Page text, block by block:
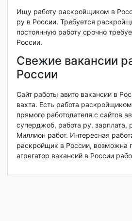
Ищу работу раскройщиком в
ру в России. Требуется
постоянную работу срочно
России.
Свежие вакансии
России
Сайт работы авито вакансии в
вахта. Есть работа
прямого работодателя с сайтов
суперджоб, работа ру, зарплата,
Миллион работ. Интересная
раскройщик в России, возможна
агрегатор вакансий в России